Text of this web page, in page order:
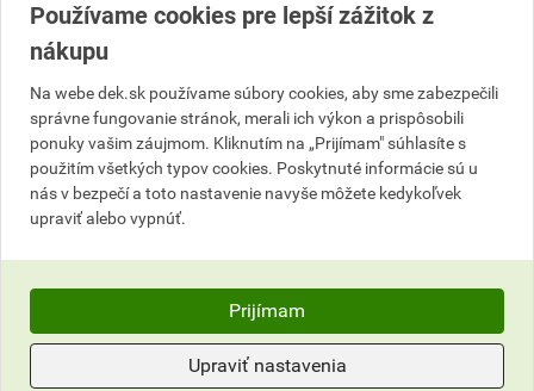
Vysoká vodoodpudivosť
Možnosť namiešať vo farebnom odtieni podľa
želania zákazníkov
Definícia
Jednoducho spracovateľná, umývateľná
pastovitá omietka vyrobená na báze akrylátovej
živice. Je pripravená na priame použitie na
podkladový náter weber 700.
Omietka slúži na ochranu stavby pred
Používame cookies pre lepší zážitok z
nákupu
Na webe dek.sk používame súbory cookies, aby sme zabezpečili
správne fungovanie stránok, merali ich výkon a prispôsobili
ponuky vašim záujmom. Kliknutím na „Prijímam" súhlasíte s
použitím všetkých typov cookies. Poskytnuté informácie sú u
nás v bezpečí a toto nastavenie navyše môžete kedykoľvek
upraviť alebo vypnúť.
Prijímam
Upraviť nastavenia